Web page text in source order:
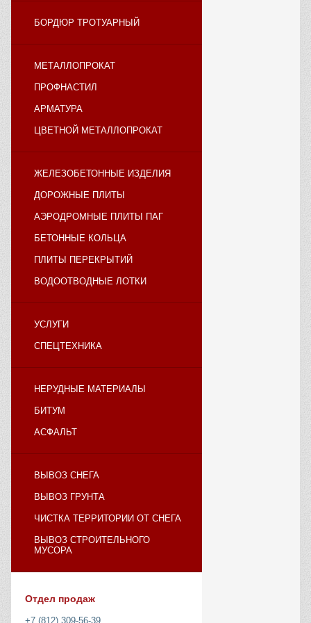
БОРДЮР ТРОТУАРНЫЙ
МЕТАЛЛОПРОКАТ
ПРОФНАСТИЛ
АРМАТУРА
ЦВЕТНОЙ МЕТАЛЛОПРОКАТ
ЖЕЛЕЗОБЕТОННЫЕ ИЗДЕЛИЯ
ДОРОЖНЫЕ ПЛИТЫ
АЭРОДРОМНЫЕ ПЛИТЫ ПАГ
БЕТОННЫЕ КОЛЬЦА
ПЛИТЫ ПЕРЕКРЫТИЙ
ВОДООТВОДНЫЕ ЛОТКИ
УСЛУГИ
СПЕЦТЕХНИКА
НЕРУДНЫЕ МАТЕРИАЛЫ
БИТУМ
АСФАЛЬТ
ВЫВОЗ СНЕГА
ВЫВОЗ ГРУНТА
ЧИСТКА ТЕРРИТОРИИ ОТ СНЕГА
ВЫВОЗ СТРОИТЕЛЬНОГО
МУСОРА
Отдел продаж
+7 (812) 309-56-39